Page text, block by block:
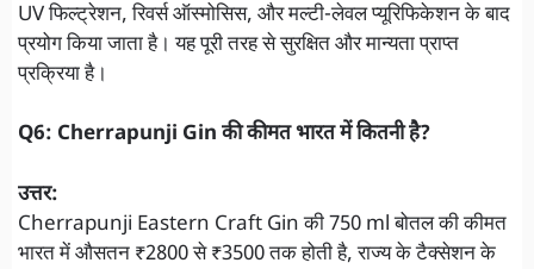
UV फिल्ट्रेशन, रिवर्स ऑस्मोसिस, और मल्टी-लेवल प्यूरिफिकेशन के बाद
प्रयोग किया जाता है। यह पूरी तरह से सुरक्षित और मान्यता प्राप्त
प्रक्रिया है।
Q6: Cherrapunji Gin की कीमत भारत में कितनी है?
उत्तर:
Cherrapunji Eastern Craft Gin की 750 ml बोतल की कीमत
भारत में औसतन ₹2800 से ₹3500 तक होती है, राज्य के टैक्सेशन के